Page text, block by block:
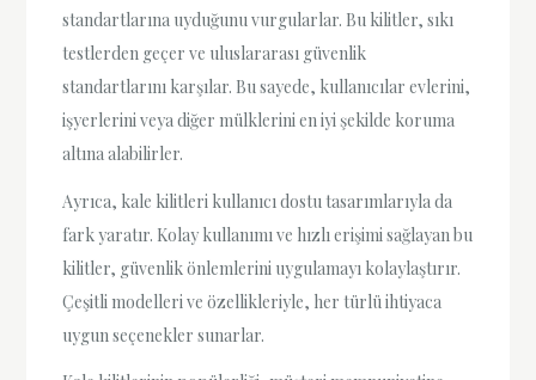
standartlarına uyduğunu vurgularlar. Bu kilitler, sıkı
testlerden geçer ve uluslararası güvenlik
standartlarını karşılar. Bu sayede, kullanıcılar evlerini,
işyerlerini veya diğer mülklerini en iyi şekilde koruma
altına alabilirler.
Ayrıca, kale kilitleri kullanıcı dostu tasarımlarıyla da
fark yaratır. Kolay kullanımı ve hızlı erişimi sağlayan bu
kilitler, güvenlik önlemlerini uygulamayı kolaylaştırır.
Çeşitli modelleri ve özellikleriyle, her türlü ihtiyaca
uygun seçenekler sunarlar.